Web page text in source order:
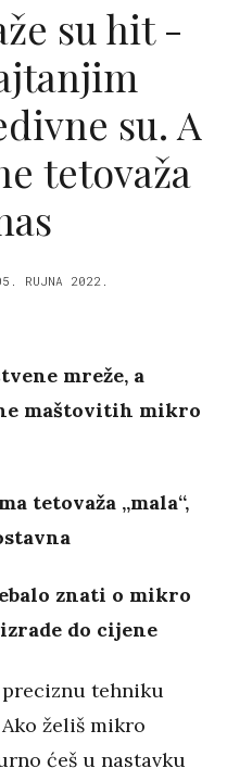
su hit -
su. A
tetovaža
RUJNA 2022.
mreže, a
maštovitih mikro
tetovaža „mala“,
znati o mikro
do cijene
tehniku
želiš mikro
ćeš u nastavku